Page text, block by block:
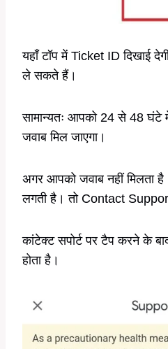
यहाँ टॉप में Ticket ID दिखाई
ले सकते हैं।
सामान्यतः आपको 24 से 48 घंटे में
जवाब मिल जाएगा।
अगर आपको जवाब नहीं मिलता
लगती है। तो Contact
कांटेक्ट सपोर्ट पर टैप करने के
होता है।